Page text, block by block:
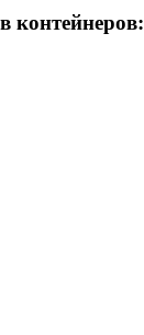
контейнеров: